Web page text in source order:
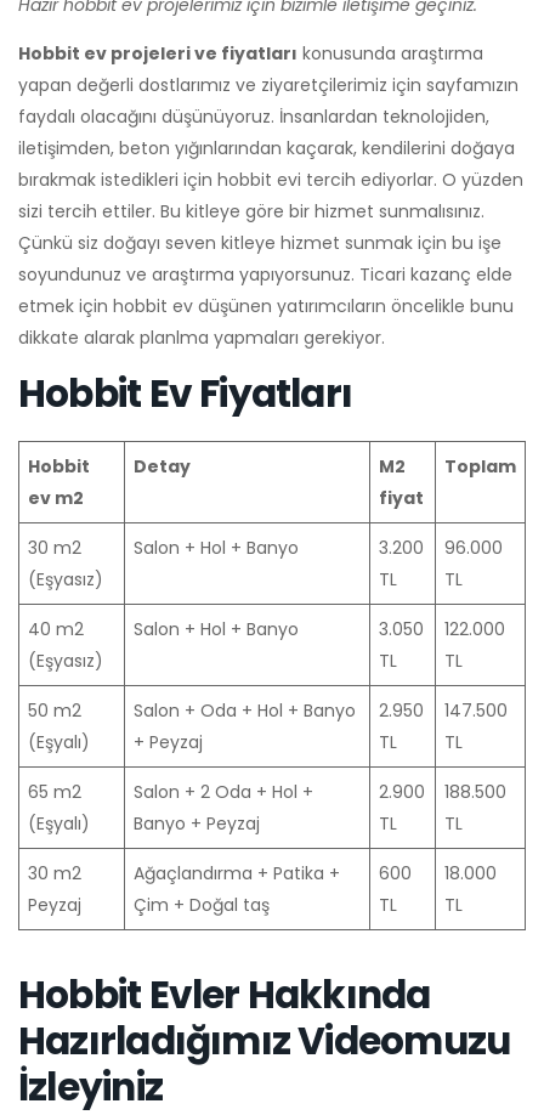
Hobbit ev projeleri ve fiyatları konusunda araştırma
yapan değerli dostlarımız ve ziyaretçilerimiz için sayfamızın
faydalı olacağını düşünüyoruz. İnsanlardan teknolojiden,
iletişimden, beton yığınlarından kaçarak, kendilerini doğaya
bırakmak istedikleri için hobbit evi tercih ediyorlar. O yüzden
sizi tercih ettiler. Bu kitleye göre bir hizmet sunmalısınız.
Çünkü siz doğayı seven kitleye hizmet sunmak için bu işe
soyundunuz ve araştırma yapıyorsunuz. Ticari kazanç elde
etmek için hobbit ev düşünen yatırımcıların öncelikle bunu
dikkate alarak planlma yapmaları gerekiyor.
Hobbit Ev Fiyatları
Hobbit
ev m2
Detay
M2
fiyat
Toplam
30 m2
(Eşyasız)
Salon + Hol + Banyo
3.200
TL
96.000
TL
40 m2
(Eşyasız)
Salon + Hol + Banyo
3.050
TL
122.000
TL
50 m2
(Eşyalı)
Salon + Oda + Hol + Banyo
+ Peyzaj
2.950
TL
147.500
TL
65 m2
(Eşyalı)
Salon + 2 Oda + Hol +
Banyo + Peyzaj
2.900
TL
188.500
TL
30 m2
Peyzaj
Ağaçlandırma + Patika +
Çim + Doğal taş
600
TL
18.000
TL
Hobbit Evler Hakkında
Hazırladığımız Videomuzu
İzleyiniz